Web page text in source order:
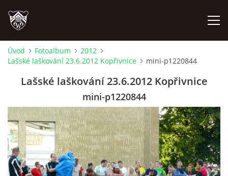
ÚVOD
PROBĚHLÉ AKCE
NOVINKY
Úvod Fotoalbum
2012
Lašské laškování 23.6.2012 Kopřivnice
mini-p1220844
Lašské laškování 23.6.2012 Kopřivnice
mini-p1220844